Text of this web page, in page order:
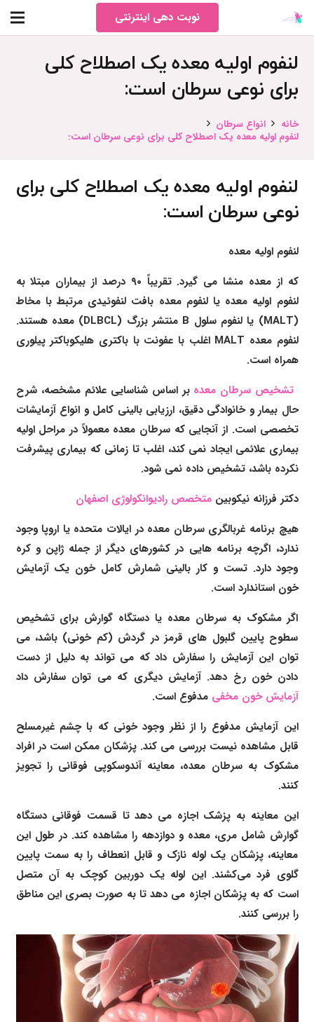
نوبت دهی اینترنتی
لنفوم اولیه معده یک اصطلاح کلی
برای نوعی سرطان است:
خانه
انواع سرطان
لنفوم اولیه معده یک اصطلاح کلی برای نوعی سرطان است:
لنفوم اولیه معده یک اصطلاح کلی برای
نوعی سرطان است:
لنفوم اولیه معده
که از معده منشا می گیرد. تقریباً ۹۰ درصد از بیماران مبتلا به
لنفوم اولیه معده یا لنفوم معده بافت لنفوئیدی مرتبط با مخاط
(MALT) یا لنفوم سلول B منتشر بزرگ (DLBCL) معده هستند.
لنفوم معده MALT اغلب با عفونت با باکتری هلیکوباکتر پیلوری
همراه است.
تشخیص سرطان معده بر اساس شناسایی علائم مشخصه، شرح
حال بیمار و خانوادگی دقیق، ارزیابی بالینی کامل و انواع آزمایشات
تخصصی است. از آنجایی که سرطان معده معمولاً در مراحل اولیه
بیماری علائمی ایجاد نمی کند، اغلب تا زمانی که بیماری پیشرفت
نکرده باشد، تشخیص داده نمی شود.
دکتر فرزانه نیکوبین متخصص رادیوانکولوژی اصفهان
هیچ برنامه غربالگری سرطان معده در ایالات متحده یا اروپا وجود
ندارد، اگرچه برنامه هایی در کشورهای دیگر از جمله ژاپن و کره
وجود دارد. تست و کار بالینی شمارش کامل خون یک آزمایش
خون استاندارد است.
اگر مشکوک به سرطان معده یا دستگاه گوارش برای تشخیص
سطوح پایین گلبول های قرمز در گردش (کم خونی) باشد، می
توان این آزمایش را سفارش داد که می تواند به دلیل از دست
دادن خون رخ دهد. آزمایش دیگری که می توان سفارش داد
آزمایش خون مخفی مدفوع است.
این آزمایش مدفوع را از نظر وجود خونی که با چشم غیرمسلح
قابل مشاهده نیست بررسی می کند. پزشکان ممکن است در افراد
مشکوک به سرطان معده، معاینه آندوسکوپی فوقانی را تجویز
کنند.
این معاینه به پزشک اجازه می دهد تا قسمت فوقانی دستگاه
گوارش شامل مری، معده و دوازدهه را مشاهده کند. در طول این
معاینه، پزشکان یک لوله نازک و قابل انعطاف را به سمت پایین
گلوی فرد می‌کشند. این لوله یک دوربین کوچک به آن متصل
است که به پزشکان اجازه می دهد تا به صورت بصری این مناطق
را بررسی کنند.